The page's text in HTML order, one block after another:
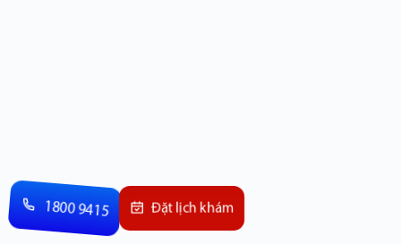
1800 9415 Đặt lịch khám